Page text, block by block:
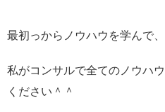
最初っからノウハウを学んで
私がコンサルで全てのノウハ
ください＾＾